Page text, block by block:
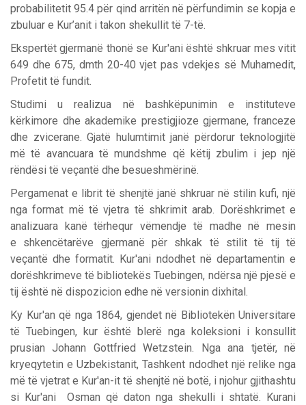
probabilitetit 95.4 për qind arritën në përfundimin se kopja e
zbuluar e Kur’anit i takon shekullit të 7-të.
Ekspertët gjermanë thonë se Kur'ani është shkruar mes vitit
649 dhe 675, dmth 20-40 vjet pas vdekjes së Muhamedit,
Profetit të fundit.
Studimi u realizua në bashkëpunimin e instituteve
kërkimore dhe akademike prestigjioze gjermane, franceze
dhe zvicerane. Gjatë hulumtimit janë përdorur teknologjitë
më të avancuara të mundshme që këtij zbulim i jep një
rëndësi të veçantë dhe besueshmërinë.
Pergamenat e librit të shenjtë janë shkruar në stilin kufi, një
nga format më të vjetra të shkrimit arab. Dorëshkrimet e
analizuara kanë tërhequr vëmendje të madhe në mesin
e shkencëtarëve gjermanë për shkak të stilit të tij të
veçantë dhe formatit. Kur'ani ndodhet në departamentin e
dorëshkrimeve të bibliotekës Tuebingen, ndërsa një pjesë e
tij është në dispozicion edhe në versionin dixhital.
Ky Kur'an që nga 1864, gjendet në Bibliotekën Universitare
të Tuebingen, kur është blerë nga koleksioni i konsullit
prusian Johann Gottfried Wetzstein. Nga ana tjetër, në
kryeqytetin e Uzbekistanit, Tashkent ndodhet një relike nga
më të vjetrat e Kur'an-it të shenjtë në botë, i njohur gjithashtu
si Kur'ani Osman që daton nga shekulli i shtatë. Kurani